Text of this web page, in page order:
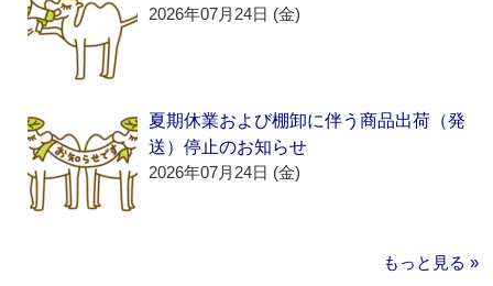
2026年07月24日 (金)
夏期休業および棚卸に伴う商品出荷（発
送）停止のお知らせ
2026年07月24日 (金)
もっと見る »